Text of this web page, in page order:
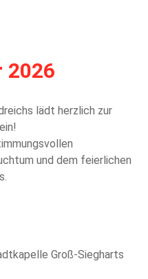
2026
lädt herzlich zur
und dem feierlichen
Groß-Siegharts